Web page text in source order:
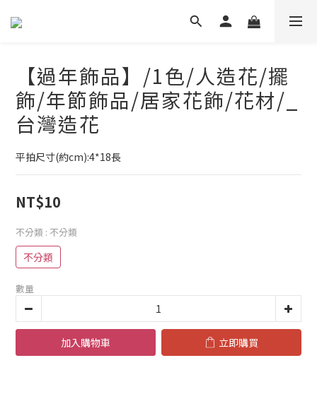
【過年飾品】/1色/人造花/擺
飾/年節飾品/居家花飾/花材/_
台灣造花
平拍尺寸(約cm):4*18長
NT$10
不分類 : 不分類
不分類
數量
加入購物車 立即購買